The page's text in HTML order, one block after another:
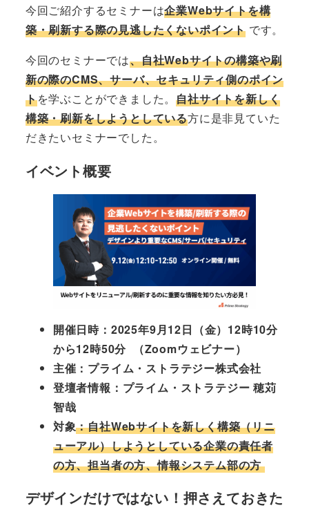
今回ご紹介するセミナーは企業Webサイトを構
築・刷新する際の見逃したくないポイント です。
今回のセミナーでは、自社Webサイトの構築や刷
新の際のCMS、サーバ、セキュリティ側のポイン
トを学ぶことができました。自社サイトを新しく
構築・刷新をしようとしている方に是非見ていた
だきたいセミナーでした。
イベント概要
開催日時：2025年9月12日（金）12時10分
から12時50分 （Zoomウェビナー）
主催：プライム・ストラテジー株式会社
登壇者情報：プライム・ストラテジー 穂苅
智哉
対象：自社Webサイトを新しく構築（リニ
ューアル）しようとしている企業の責任者
の方、担当者の方、情報システム部の方
デザインだけではない！押さえておきた